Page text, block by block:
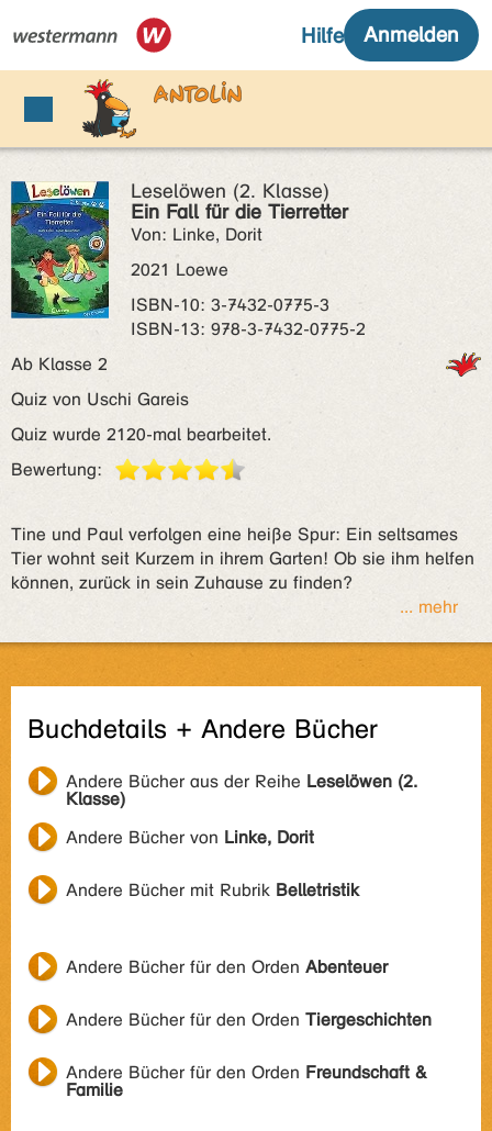
Leselöwen (2. Klasse)
Ein Fall für die Tierretter
Von: Linke, Dorit
2021 Loewe
ISBN‑10: 3-7432-0775-3
ISBN‑13: 978-3-7432-0775-2
Ab Klasse 2
Quiz von Uschi Gareis
Quiz wurde 2120-mal bearbeitet.
Bewertung:
Tine und Paul verfolgen eine heiße Spur: Ein seltsames
Tier wohnt seit Kurzem in ihrem Garten! Ob sie ihm helfen
können, zurück in sein Zuhause zu finden?
... mehr
Buchdetails + Andere Bücher
Andere Bücher aus der Reihe Leselöwen (2.
Klasse)
Andere Bücher von Linke, Dorit
Andere Bücher mit Rubrik Belletristik
Andere Bücher für den Orden Abenteuer
Andere Bücher für den Orden Tiergeschichten
Andere Bücher für den Orden Freundschaft &
Familie